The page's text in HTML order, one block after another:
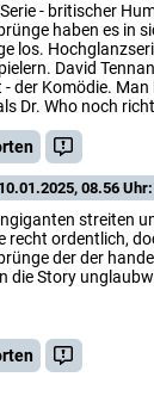
- britischer
haben es in
los.
David
- der Komödie.
Dr. Who noch
08.56 Uhr:
streiten
recht ordentlich,
der der
die Story